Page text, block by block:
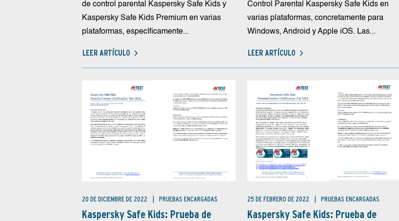
de control parental Kaspersky Safe Kids y
Kaspersky Safe Kids Premium en varias
plataformas, específicamente...
LEER ARTÍCULO
Control Parental Kaspersky Safe Kids en
varias plataformas, concretamente para
Windows, Android y Apple iOS. Las...
LEER ARTÍCULO
20 DE DICIEMBRE DE 2022 PRUEBAS ENCARGADAS
Kaspersky Safe Kids: Prueba de
25 DE FEBRERO DE 2022 PRUEBAS ENCARGADAS
Kaspersky Safe Kids: Prueba de